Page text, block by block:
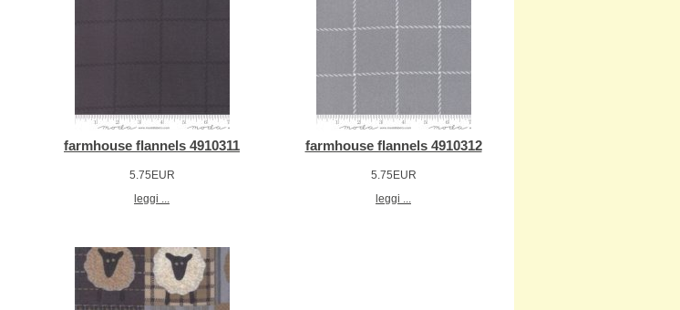
farmhouse flannels 4910311
5.75EUR
leggi ...
farmhouse flannels 4910312
5.75EUR
leggi ...